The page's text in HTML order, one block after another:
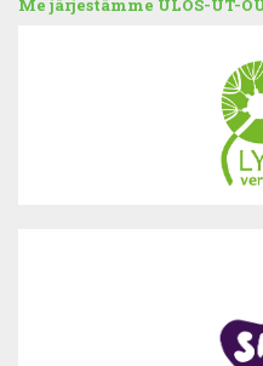
Me järjestämme ULOS-UT-